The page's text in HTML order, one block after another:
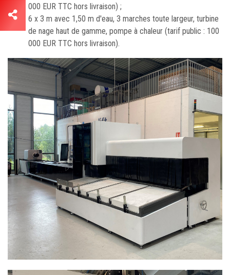
000 EUR TTC hors livraison) ;
6 x 3 m avec 1,50 m d'eau, 3 marches toute largeur, turbine
de nage haut de gamme, pompe à chaleur (tarif public : 100
000 EUR TTC hors livraison).